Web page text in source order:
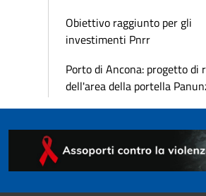
Obiettivo raggiunto per gli
investimenti Pnrr
Porto di Ancona: progetto di
dell'area della portella